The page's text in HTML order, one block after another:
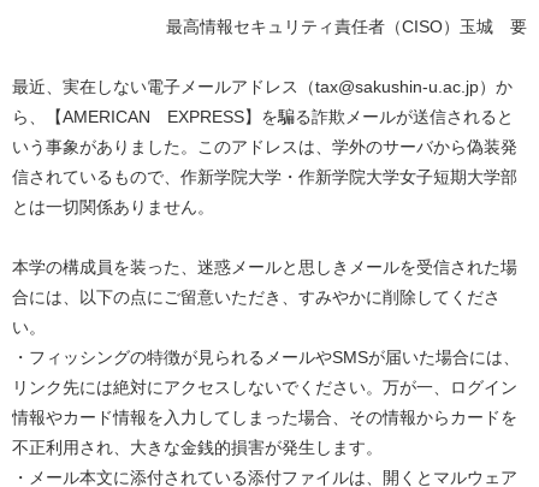
最高情報セキュリティ責任者（CISO）玉城 要
最近、実在しない電子メールアドレス（tax@sakushin-u.ac.jp）か
ら、【AMERICAN EXPRESS】を騙る詐欺メールが送信されると
いう事象がありました。このアドレスは、学外のサーバから偽装発
信されているもので、作新学院大学・作新学院大学女子短期大学部
とは一切関係ありません。
本学の構成員を装った、迷惑メールと思しきメールを受信された場
合には、以下の点にご留意いただき、すみやかに削除してくださ
い。
・フィッシングの特徴が見られるメールやSMSが届いた場合には、
リンク先には絶対にアクセスしないでください。万が一、ログイン
情報やカード情報を入力してしまった場合、その情報からカードを
不正利用され、大きな金銭的損害が発生します。
・メール本文に添付されている添付ファイルは、開くとマルウェア